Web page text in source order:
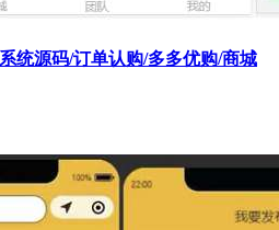
统源码/订单认购/多多优购/商城